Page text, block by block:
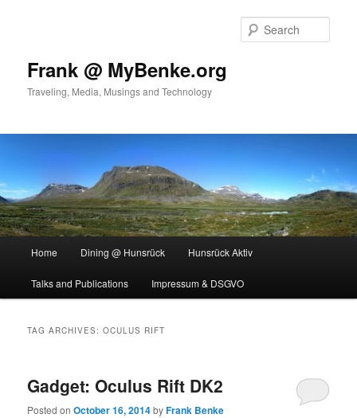
Frank @ MyBenke.org
Traveling, Media, Musings and Technology
Home Dining @ Hunsrück Hunsrück Aktiv
Talks and Publications Impressum & DSGVO
TAG ARCHIVES:OCULUS RIFT
Gadget: Oculus Rift DK2
Posted onOctober 16, 2014byFrank Benke